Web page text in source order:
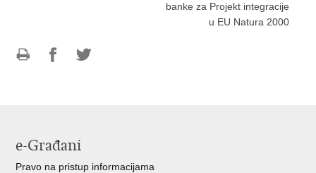
banke za Projekt integracije
u EU Natura 2000
e-Građani
Pravo na pristup informacijama